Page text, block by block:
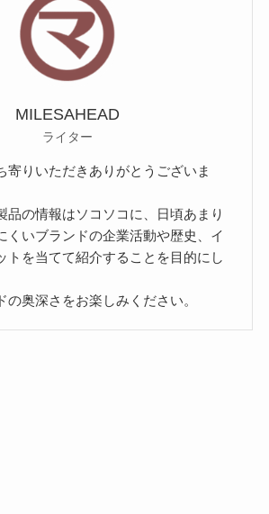
MILESAHEAD
ライター
寄りいただきありがとうございま
品の情報はソコソコに、日頃あまり
くいブランドの企業活動や歴史、イ
トを当てて紹介することを目的にし
の奥深さをお楽しみください。